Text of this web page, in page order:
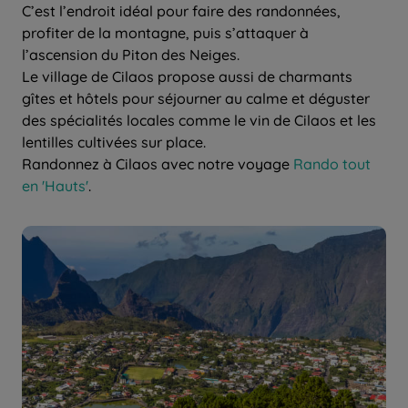
C’est l’endroit idéal pour faire des randonnées,
profiter de la montagne, puis s’attaquer à
l’ascension du Piton des Neiges.
Le village de Cilaos propose aussi de charmants
gîtes et hôtels pour séjourner au calme et déguster
des spécialités locales comme le vin de Cilaos et les
lentilles cultivées sur place.
Randonnez à Cilaos avec notre voyage Rando tout
en 'Hauts'.